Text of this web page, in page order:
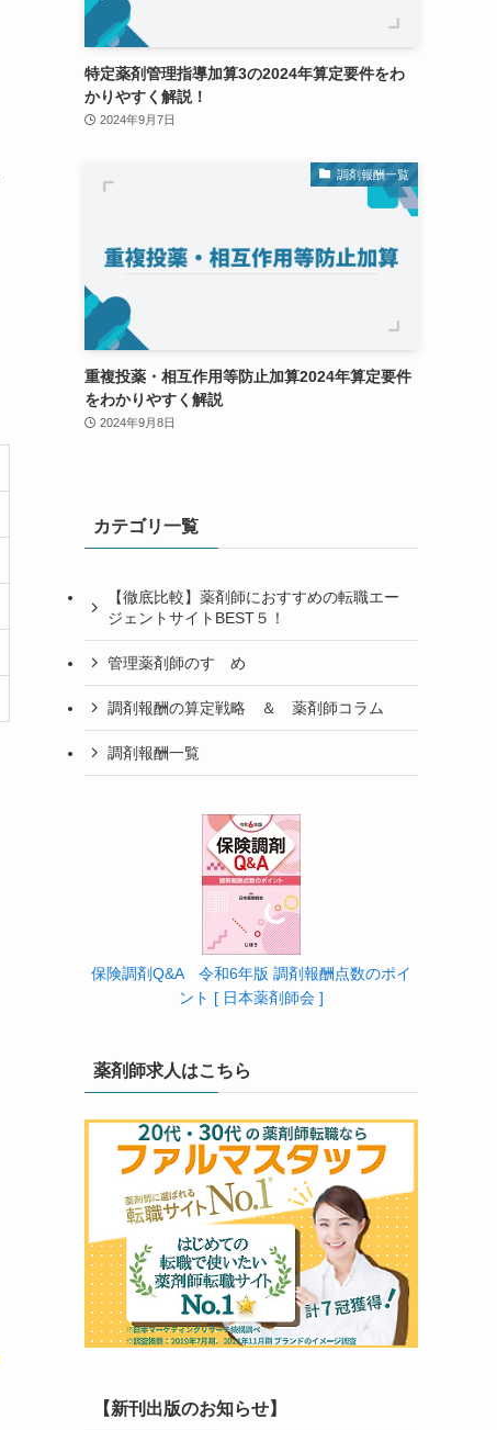
特定薬剤管理指導加算3の2024年算定要件をわ
かりやすく解説！
2024年9月7日
調剤報酬一覧
重複投薬・相互作用等防止加算2024年算定要件
をわかりやすく解説
2024年9月8日
カテゴリ一覧
【徹底比較】薬剤師におすすめの転職エー
ジェントサイトBEST５！
管理薬剤師のすゝめ
調剤報酬の算定戦略 ＆ 薬剤師コラム
調剤報酬一覧
保険調剤Q&A 令和6年版 調剤報酬点数のポイ
ント [ 日本薬剤師会 ]
薬剤師求人はこちら
【新刊出版のお知らせ】